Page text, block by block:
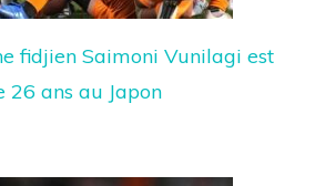
fidjien Saimoni Vunilagi est
26 ans au Japon